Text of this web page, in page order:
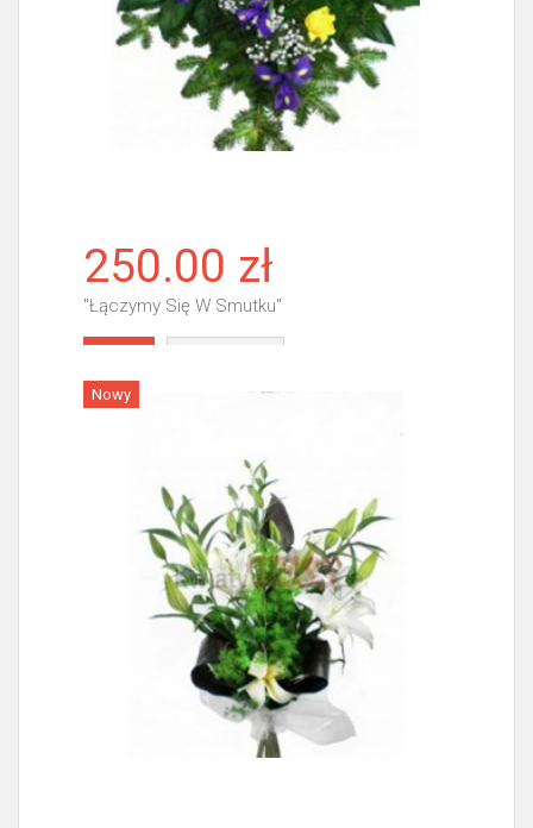
250.00 zł
"Łączymy Się W Smutku"
Nowy